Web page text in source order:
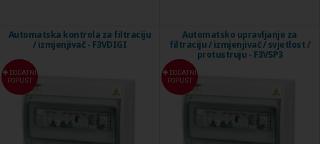
Automatska kontrola za filtraciju
/ izmjenjivač - F3VDIGI
DODATNI
POPUST
Automatsko upravljanje za
filtraciju / izmjenjivač / svjetlost /
protustruju - F3VSP3
DODATNI
POPUST